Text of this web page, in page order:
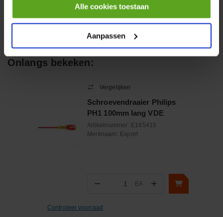
Alle cookies toestaan
Aanpassen
− +
Onlangs bekeken:
Vergelijken
Schroevendraaier Philips
PH1 100mm lang VDE
Artikelnummer: E165415
Merknaam: Expert
− Aantal
EA +
Controleer voorraad